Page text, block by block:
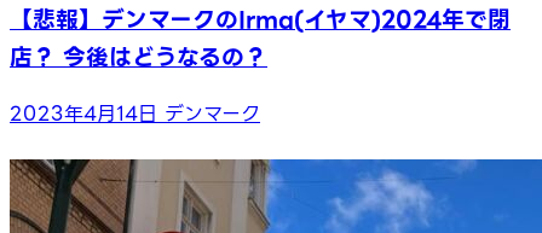
【悲報】デンマークのIrma(イヤマ)2024年で閉
店？ 今後はどうなるの？
2023年4月14日 デンマーク